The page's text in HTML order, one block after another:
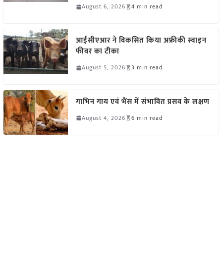
August 6, 2026 4 min read
आईसीएआर ने विकसित किया अफ्रीकी स्वाइन
फीवर का टीका
August 5, 2026 3 min read
गाभिन गाय एवं भैंस में संभावित प्रसव के लक्षण
August 4, 2026 6 min read